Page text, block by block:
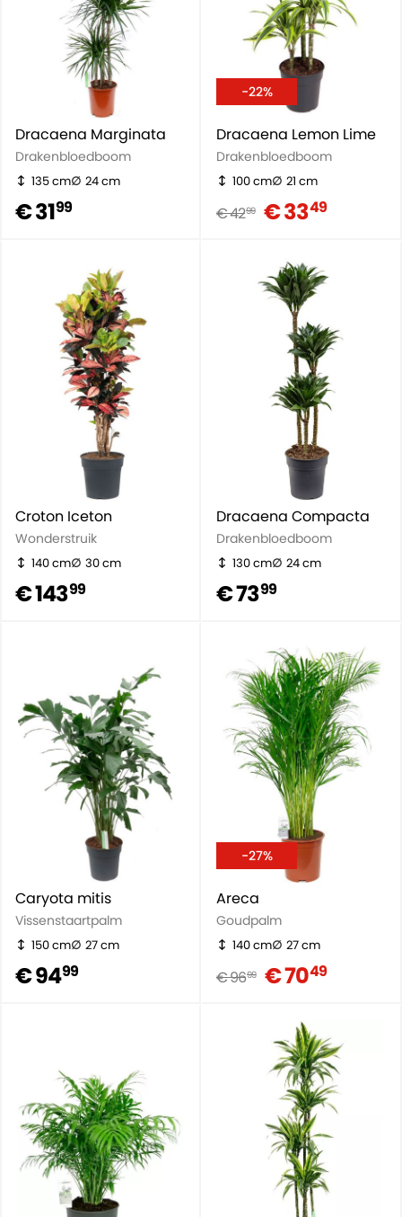
Dracaena Marginata
Drakenbloedboom
135 cm 24 cm
€ 3199
-22%
Dracaena Lemon Lime
Drakenbloedboom
100 cm 21 cm
€ 4299 € 3349
Croton Iceton
Wonderstruik
140 cm 30 cm
€ 14399
Dracaena Compacta
Drakenbloedboom
130 cm 24 cm
€ 7399
Caryota mitis
Vissenstaartpalm
150 cm 27 cm
€ 9499
-27%
Areca
Goudpalm
140 cm 27 cm
€ 9699 € 7049